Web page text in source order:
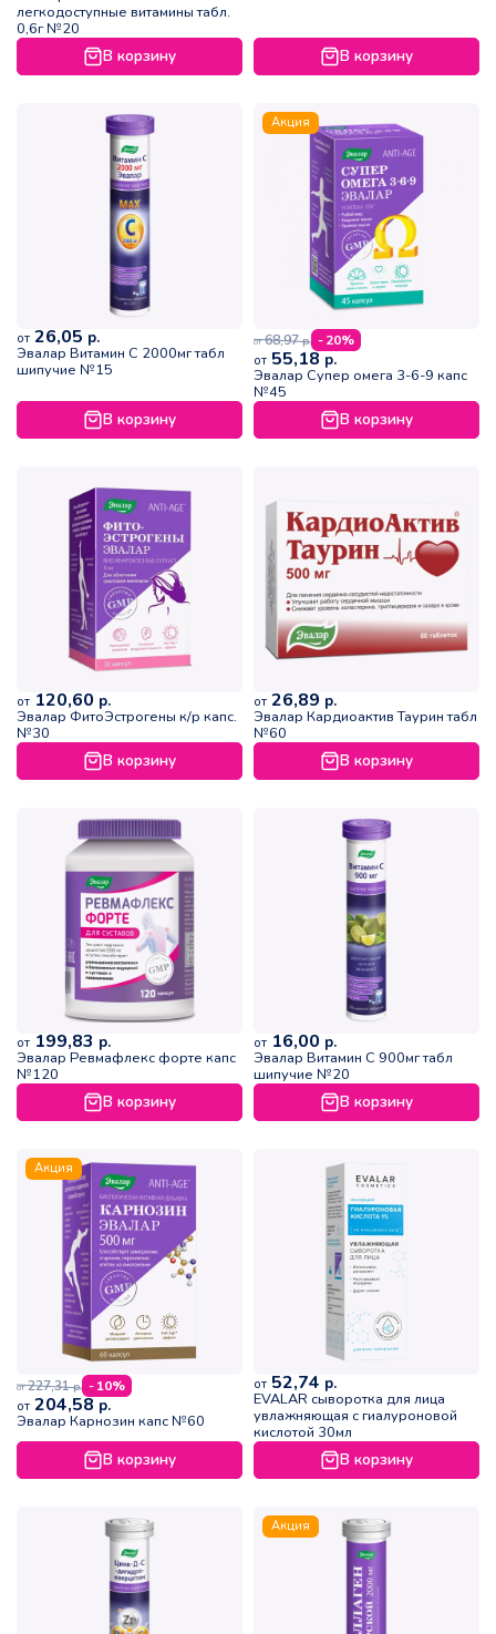
легкодоступные витамины табл.
0,6г №20
В корзину В корзину
от 26,05 р.
Эвалар Витамин С 2000мг табл
шипучие №15
В корзину
Акция
от 68,97р. - 20%
от 55,18 р.
Эвалар Супер омега 3-6-9 капс
№45
В корзину
от 120,60 р.
Эвалар ФитоЭстрогены к/р капс.
№30
В корзину
от 26,89 р.
Эвалар Кардиоактив Таурин табл
№60
В корзину
от 199,83 р.
Эвалар Ревмафлекс форте капс
№120
В корзину
от 16,00 р.
Эвалар Витамин С 900мг табл
шипучие №20
В корзину
Акция
от 227,31р. - 10%
от 204,58 р.
Эвалар Карнозин капс №60
В корзину
от 52,74 р.
EVALAR сыворотка для лица
увлажняющая с гиалуроновой
кислотой 30мл
В корзину
Акция